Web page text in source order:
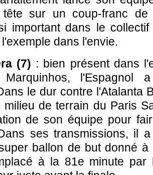
sur un coup-franc de
important dans le
dans l'envie.
(7) : bien présent dans
l'Espagnol
le dur contre l'Atalanta
milieu de terrain du Paris
de son équipe pour
ses transmissions, il
ballon de but donné
à la 81e minute par